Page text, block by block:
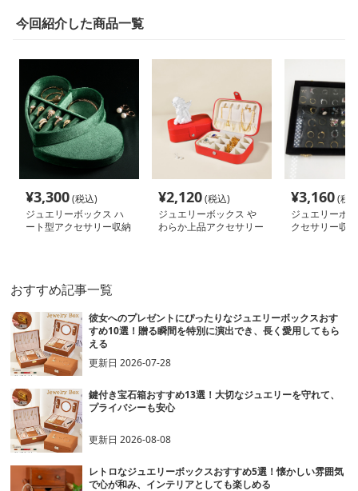
今回紹介した商品一覧
¥3,300(税込)
ジュエリーボックス ハ
ート型アクセサリー収納
¥2,120(税込)
ジュエリーボックス や
わらか上品アクセサリー
¥3,160(税
ジュエリーボ
クセサリー収
おすすめ記事一覧
彼女へのプレゼントにぴったりなジュエリーボックスおす
すめ10選！贈る瞬間を特別に演出でき、長く愛用してもら
える
更新日2026-07-28
鍵付き宝石箱おすすめ13選！大切なジュエリーを守れて、
プライバシーも安心
更新日2026-08-08
レトロなジュエリーボックスおすすめ5選！懐かしい雰囲気
で心が和み、インテリアとしても楽しめる